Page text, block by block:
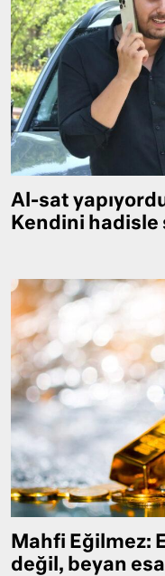
Al-sat
Kendini hadisle
Mahfi Eğilmez:
değil, beyan